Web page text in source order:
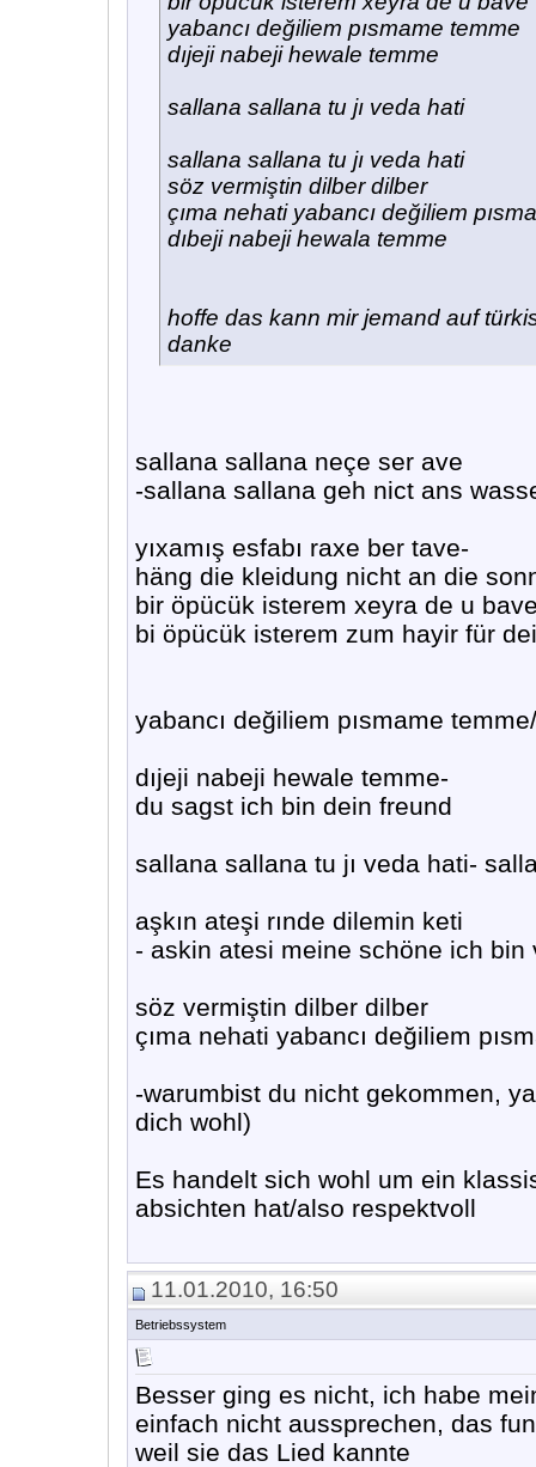
yabancı değiliem pısmame temme
dıjeji nabeji hewale temme
sallana sallana tu jı veda hati
sallana sallana tu jı veda hati
söz vermiştin dilber dilber
çıma nehati yabancı değiliem
dıbeji nabeji hewala temme
hoffe das kann mir jemand auf
danke
sallana sallana neçe ser ave
-sallana sallana geh nict ans
yıxamış esfabı raxe ber tave-
häng die kleidung nicht an die
bir öpücük isterem xeyra de u
bi öpücük isterem zum hayir für
yabancı değiliem pısmame
dıjeji nabeji hewale temme-
du sagst ich bin dein freund
sallana sallana tu jı veda hati-
aşkın ateşi rınde dilemin keti
- askin atesi meine schöne ich bin
söz vermiştin dilber dilber
çıma nehati yabancı değiliem
-warumbist du nicht gekommen,
dich wohl)
Es handelt sich wohl um ein
absichten hat/also respektvoll
11.01.2010, 16:50
Betriebssystem
Besser ging es nicht, ich habe
einfach nicht aussprechen, das
weil sie das Lied kannte